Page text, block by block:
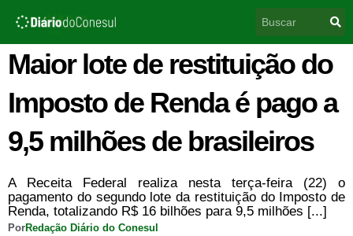
para
conteúdo
Maior lote de restituição do
Imposto de Renda é pago a
9,5 milhões de brasileiros
A Receita Federal realiza nesta terça-feira (22) o
pagamento do segundo lote da restituição do Imposto de
Renda, totalizando R$ 16 bilhões para 9,5 milhões [...]
PorRedação Diário do Conesul